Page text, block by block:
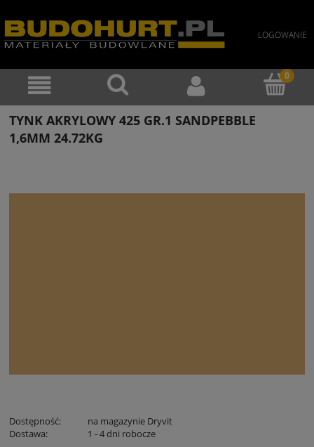
LOGOWANIE
TYNK AKRYLOWY 425 GR.1 SANDPEBBLE
1,6MM 24.72KG
Dostępność:
na magazynie Dryvit
Dostawa:
1 - 4 dni robocze